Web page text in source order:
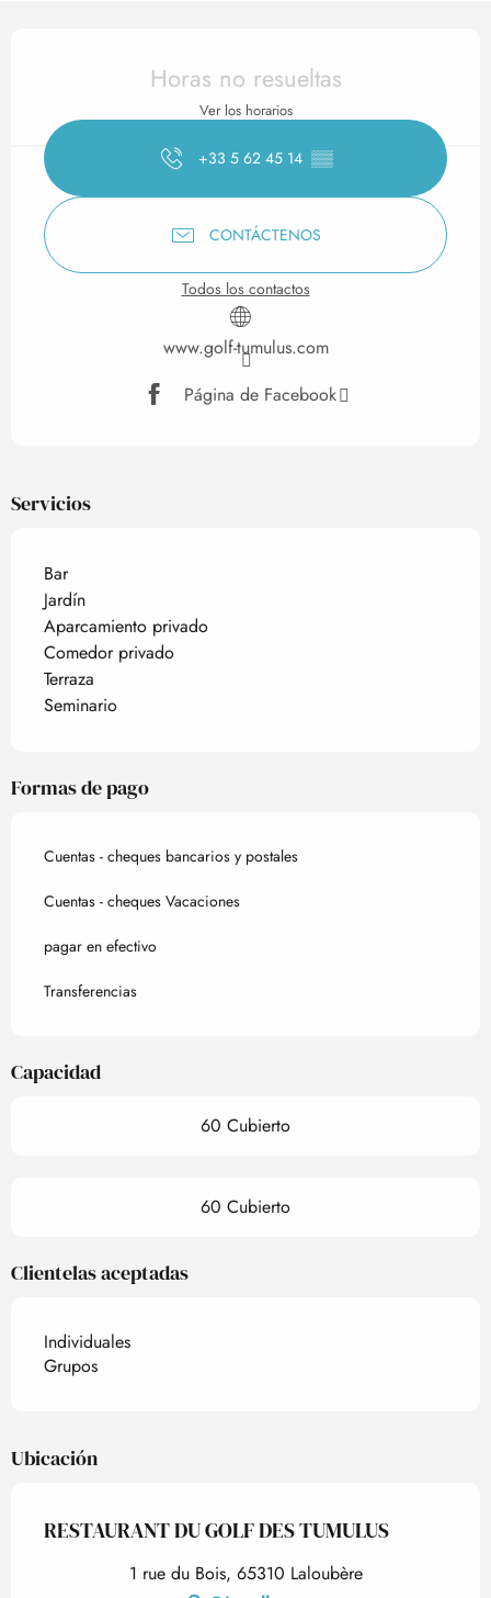
Horarios y datos de
Horas no resueltas
Ver los horarios
+33 5 62 45 14 ▒▒
CONTÁCTENOS
Todos los contactos
www.golf-tumulus.com
Página de Facebook
Servicios
Bar
Jardín
Aparcamiento privado
Comedor privado
Terraza
Seminario
Formas de pago
Cuentas - cheques bancarios y postales
Cuentas - cheques Vacaciones
pagar en efectivo
Transferencias
Capacidad
60 Cubierto
60 Cubierto
Clientelas aceptadas
Individuales
Grupos
Ubicación
RESTAURANT DU GOLF DES TUMULUS
1 rue du Bois, 65310 Laloubère